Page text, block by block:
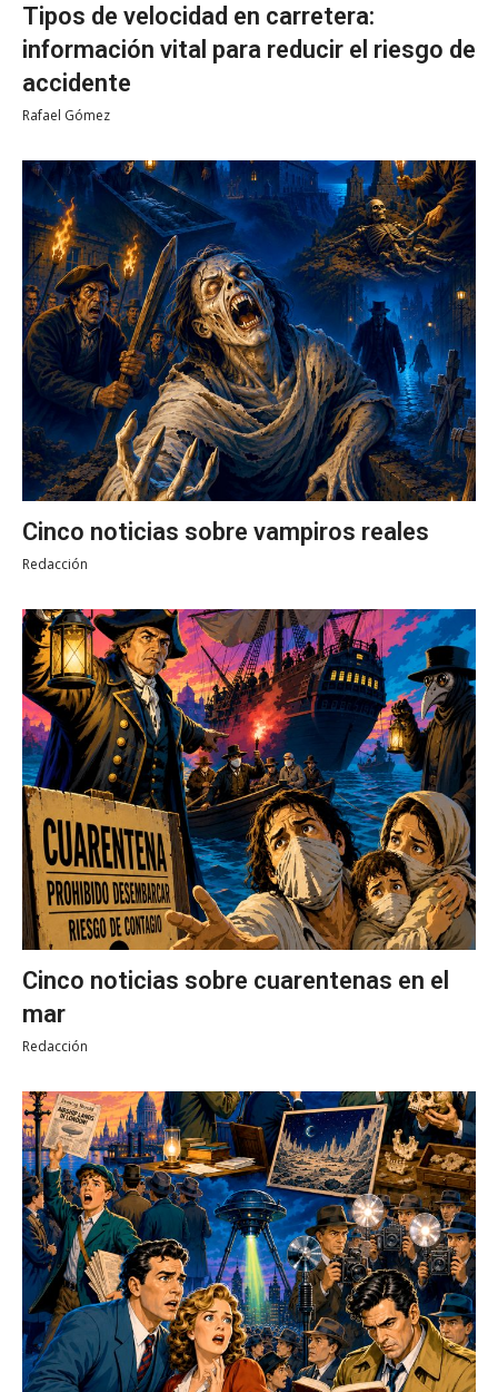
Tipos de velocidad en carretera:
información vital para reducir el riesgo de
accidente
Rafael Gómez
Cinco noticias sobre vampiros reales
Redacción
Cinco noticias sobre cuarentenas en el
mar
Redacción